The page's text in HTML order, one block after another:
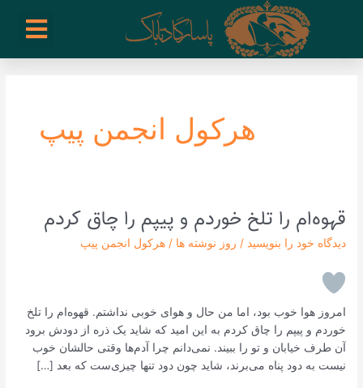
هرکول انجمن پیپ
قهوه‌ام را تلخ خوردم و پیپم را چاق کردم
دیدگاه‌ خود را بنویسید / روز نوشته ها /هرکول انجمن پیپ
امروز هوا خوب بود، اما من حال و هوای خوبی نداشتم. قهوه‌ام را تلخ
خوردم و پیپم را چاق کردم به این امید که شاید یک ذره از دودش برود
آن طرف خیابان و تو را ببیند. نمی‌دانم چرا آدم‌ها وقتی حالشان خوب
نیست به دود پناه می‌برند، شاید چون دود تنها چیزی‌ست که بعد […]
قهوه‌ام
تلخ
خوردم
و
پیپم
چاق
کردم